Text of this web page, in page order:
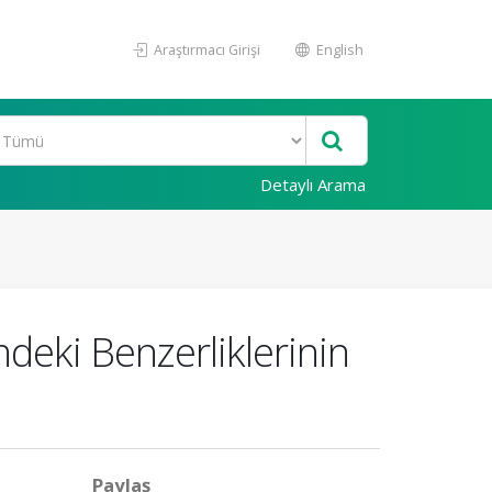
Araştırmacı Girişi English
Detaylı Arama
Benzerliklerinin
Paylaş